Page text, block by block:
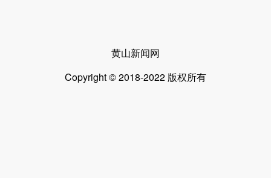
黄山新闻网
Copyright © 2018-2022 版权所有